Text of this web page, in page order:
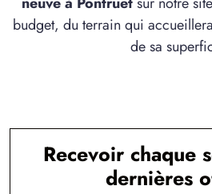
budget, du terrain qui
de sa
Recevoir chaque
dernières